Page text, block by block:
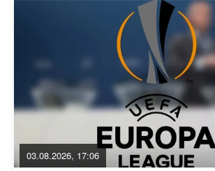
03.08.2026, 17:06